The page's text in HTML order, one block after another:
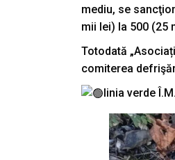
mediu, se
mii lei) la 500 (25
Totodată
comiterea
linia verde